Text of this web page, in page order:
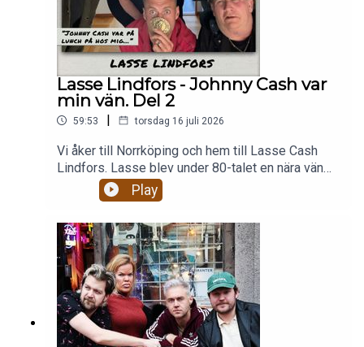
Lasse Lindfors - Johnny Cash var
min vän. Del 2
59:53 | torsdag 16 juli 2026
Vi åker till Norrköping och hem till Lasse Cash
Lindfors. Lasse blev under 80-talet en nära vän
till Johnny Cash. Vi får höra allt om Cashs
Sverigebesök och när han kom på lunch hem till
Lasse. Men även om en eventuell flört mellan
Elvis Presley och Johnnys fru June. Lasse fick
låna Johnnys hus i Amerikat och hur Cash musik
hjälpt honom genom livets stora sorger. Ett något
rörigt men hjärtligt samtal med en person vars liv
till mångt och mycket handlat om Cash och
vänskapen som föddes därigenom.Trevlig
lyssnig!
Play